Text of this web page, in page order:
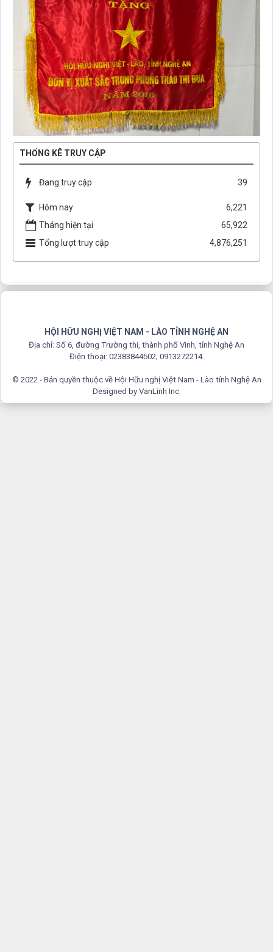
THỐNG KÊ TRUY CẬP
Đang truy cập 39
Hôm nay
6,221
Tháng hiện tại
65,922
Tổng lượt truy cập
4,876,251
HỘI HỮU NGHỊ VIỆT NAM - LÀO TỈNH NGHỆ AN
Địa chỉ: Số 6, đường Trường thi, thành phố Vinh, tỉnh Nghệ An
Điện thoại: 02383844502; 0913272214.
© 2022 - Bản quyền thuộc về Hội Hữu nghị Việt Nam - Lào tỉnh Nghệ An
Designed by VanLinh Inc.